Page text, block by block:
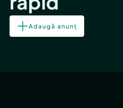
Adaugă anunț